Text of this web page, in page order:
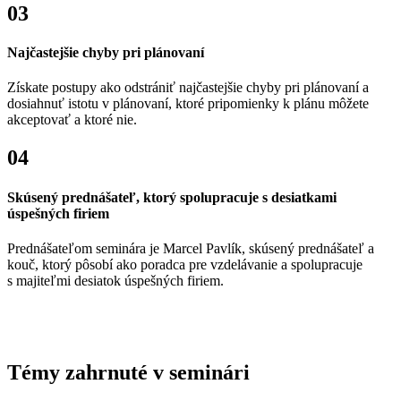
03
Najčastejšie chyby pri plánovaní
Získate postupy ako odstrániť najčastejšie chyby pri plánovaní a
dosiahnuť istotu v plánovaní, ktoré pripomienky k plánu môžete
akceptovať a ktoré nie.
04
Skúsený prednášateľ, ktorý spolupracuje s desiatkami
úspešných firiem
Prednášateľom seminára je Marcel Pavlík, skúsený prednášateľ a
kouč, ktorý pôsobí ako poradca pre vzdelávanie a spolupracuje
s majiteľmi desiatok úspešných firiem.
Témy zahrnuté v seminári